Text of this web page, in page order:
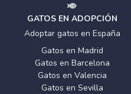
GATOS EN ADOPCIÓN
Adoptar gatos en España
Gatos en Madrid
Gatos en Barcelona
Gatos en Valencia
Gatos en Sevilla